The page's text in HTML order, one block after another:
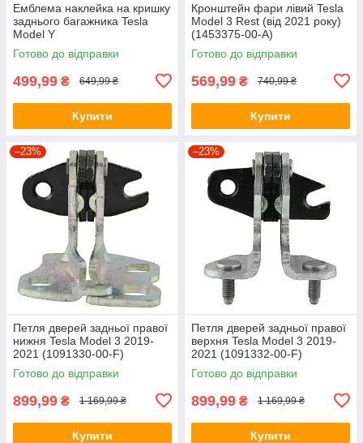
Емблема наклейка на кришку
заднього багажника Tesla
Model Y
Готово до відправки
499,99 ₴ 649,99 ₴
Купити
Кронштейн фари лівий Tesla
Model 3 Rest (від 2021 року)
(1453375-00-A)
Готово до відправки
569,99 ₴ 740,99 ₴
Купити
–23%
Петля дверей задньої правої
нижня Tesla Model 3 2019-
2021 (1091330-00-F)
(ОРИГІНАЛ)
Готово до відправки
899,99 ₴ 1 169,99 ₴
Купити
–23%
Петля дверей задньої правої
верхня Tesla Model 3 2019-
2021 (1091332-00-F)
(Оригінал)
Готово до відправки
899,99 ₴ 1 169,99 ₴
Купити